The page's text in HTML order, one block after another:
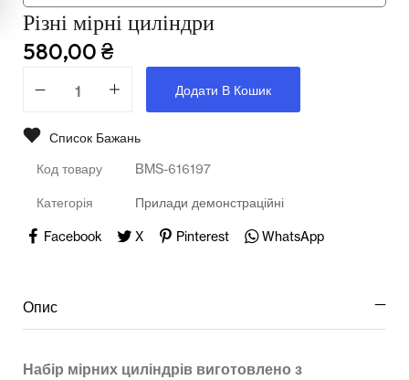
Освіта
Фізика
Всі товари
Підкатегорії відсутні.
Різні мірні циліндри
580,00 ₴
Додати В Кошик
Список Бажань
Код товару BMS-616197
Категорія Прилади демонстраційні
Facebook X Pinterest WhatsApp
Опис
Набір мірних циліндрів виготовлено з